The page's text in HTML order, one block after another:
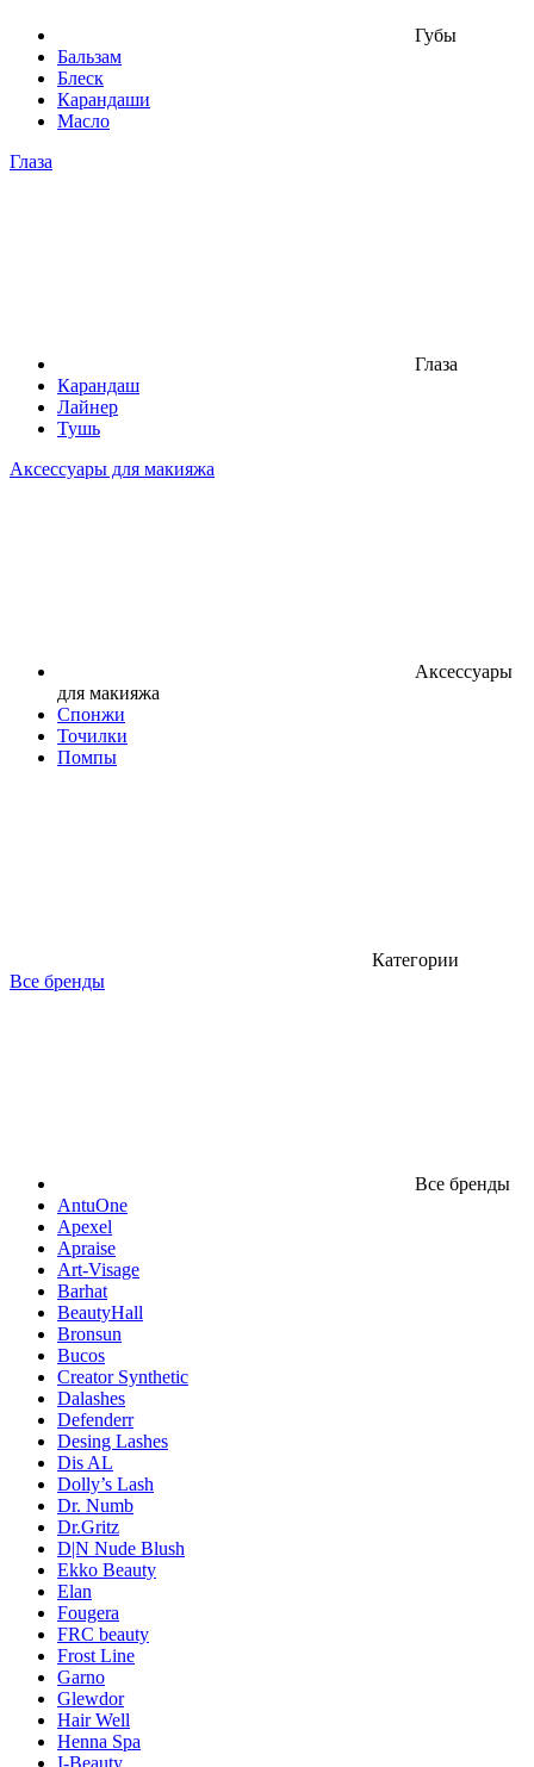
Губы
Бальзам
Блеск
Карандаши
Масло
Глаза
Глаза
Карандаш
Лайнер
Тушь
Аксессуары для макияжа
Аксессуары
для макияжа
Спонжи
Точилки
Помпы
Категории
Все бренды
Все бренды
AntuOne
Apexel
Apraise
Art-Visage
Barhat
BeautyHall
Bronsun
Bucos
Creator Synthetic
Dalashes
Defenderr
Desing Lashes
Dis AL
Dolly’s Lash
Dr. Numb
Dr.Gritz
D|N Nude Blush
Ekko Beauty
Elan
Fougera
FRC beauty
Frost Line
Garno
Glewdor
Hair Well
Henna Spa
I-Beauty